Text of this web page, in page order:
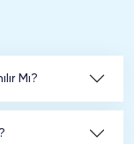
Mı?